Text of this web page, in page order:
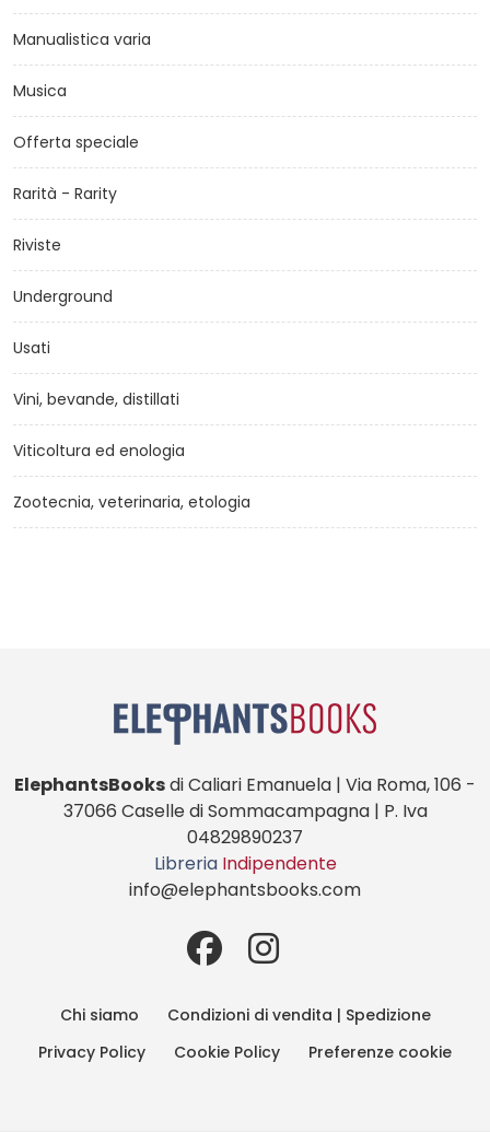
Manualistica varia
Musica
Offerta speciale
Rarità - Rarity
Riviste
Underground
Usati
Vini, bevande, distillati
Viticoltura ed enologia
Zootecnia, veterinaria, etologia
ElephantsBooksdi Caliari Emanuela | Via Roma, 106 -
37066 Caselle di Sommacampagna | P. Iva
04829890237
Libreria Indipendente
info@elephantsbooks.com
Chi siamo
Condizioni di vendita | Spedizione
Privacy Policy
Cookie Policy Preferenze cookie